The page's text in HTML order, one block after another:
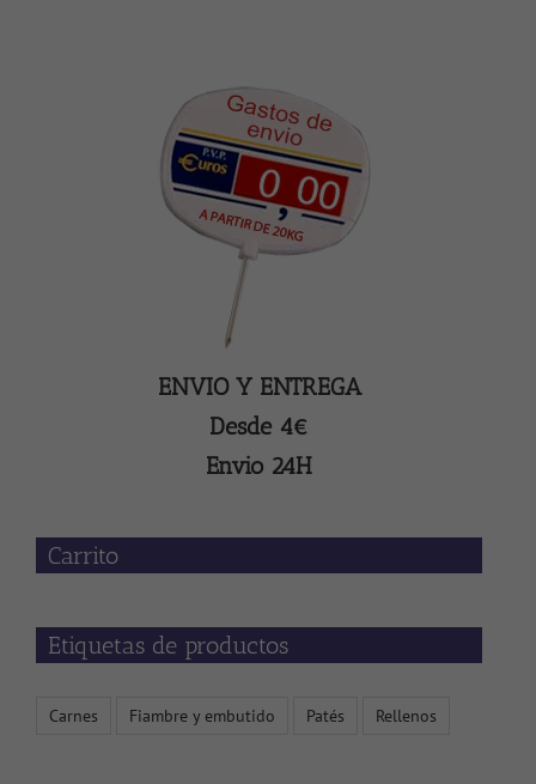
ENVIO Y ENTREGA
Desde 4€
Envio 24H
Carrito
Etiquetas de productos
Carnes Fiambre y embutido Patés Rellenos